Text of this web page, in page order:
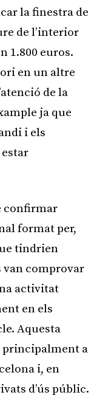
la finestra de
de l’interior
1.800 euros.
en un altre
de la
ja que
i els
confirmar
format per,
tindrien
van comprovar
activitat
en els
Aquesta
principalment a
i, en
d’ús públic.